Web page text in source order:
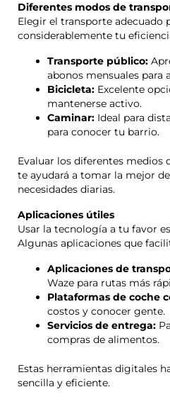
Diferentes modos de
Elegir el transporte adecuado
considerablemente tu
Transporte público:
abonos mensuales
Bicicleta: Excelente
mantenerse activo.
Caminar: Ideal para
para conocer tu barrio.
Evaluar los diferentes medios
te ayudará a tomar la mejor
necesidades diarias.
Aplicaciones útiles
Usar la tecnología a tu favor
Algunas aplicaciones que
Aplicaciones de
Waze para rutas más
Plataformas de coche
costos y conocer gente.
Servicios de entrega:
compras de alimentos.
Estas herramientas digitales
sencilla y eficiente.